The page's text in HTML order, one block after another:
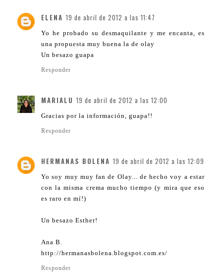
ELENA 19 de abril de 2012 a las 11:47
Yo he probado su desmaquilante y me encanta, es
una propuesta muy buena la de olay
Un besazo guapa
Responder
MARIALU 19 de abril de 2012 a las 12:00
Gracias por la información, guapa!!
Responder
HERMANAS BOLENA 19 de abril de 2012 a las 12:09
Yo soy muy muy fan de Olay... de hecho voy a estar
con la misma crema mucho tiempo (y mira que eso
es raro en mí!)
Un besazo Esther!
Ana B.
http://hermanasbolena.blogspot.com.es/
Responder